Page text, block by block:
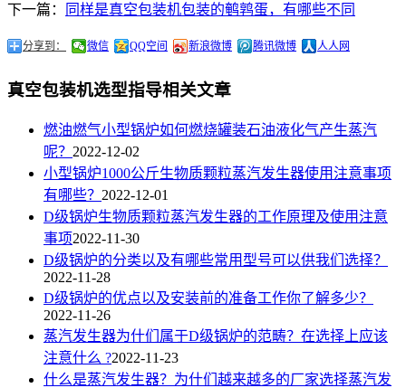
下一篇： 同样是真空包装机包装的鹌鹑蛋，有哪些不同
分享到： 微信 QQ空间 新浪微博 腾讯微博 人人网
真空包装机选型指导相关文章
燃油燃气小型锅炉如何燃烧罐装石油液化气产生蒸汽
呢？ 2022-12-02
小型锅炉1000公斤生物质颗粒蒸汽发生器使用注意事项
有哪些？ 2022-12-01
D级锅炉生物质颗粒蒸汽发生器的工作原理及使用注意
事项2022-11-30
D级锅炉的分类以及有哪些常用型号可以供我们选择？
2022-11-28
D级锅炉的优点以及安装前的准备工作你了解多少？
2022-11-26
蒸汽发生器为什们属于D级锅炉的范畴？在选择上应该
注意什么 ?2022-11-23
什么是蒸汽发生器？为什们越来越多的厂家选择蒸汽发